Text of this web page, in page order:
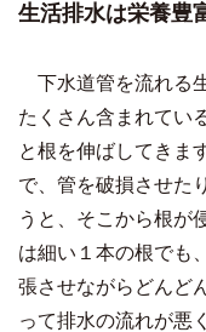
生活排水は栄養豊
下水道管を流れる
たくさん含まれてい
と根を伸ばしてきま
で、管を破損させた
うと、そこから根が
は細い１本の根でも
張させながらどんど
って排水の流れが悪